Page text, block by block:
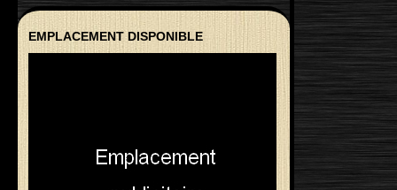
EMPLACEMENT DISPONIBLE